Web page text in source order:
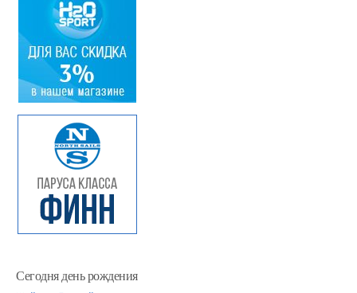
Сегодня день рождения